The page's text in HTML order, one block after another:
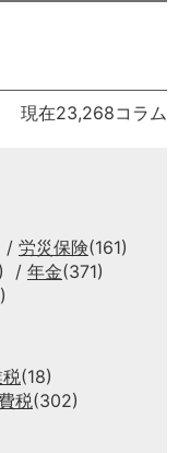
現在23,268コラム
労災保険(161)
年金(371)
(18)
税(302)